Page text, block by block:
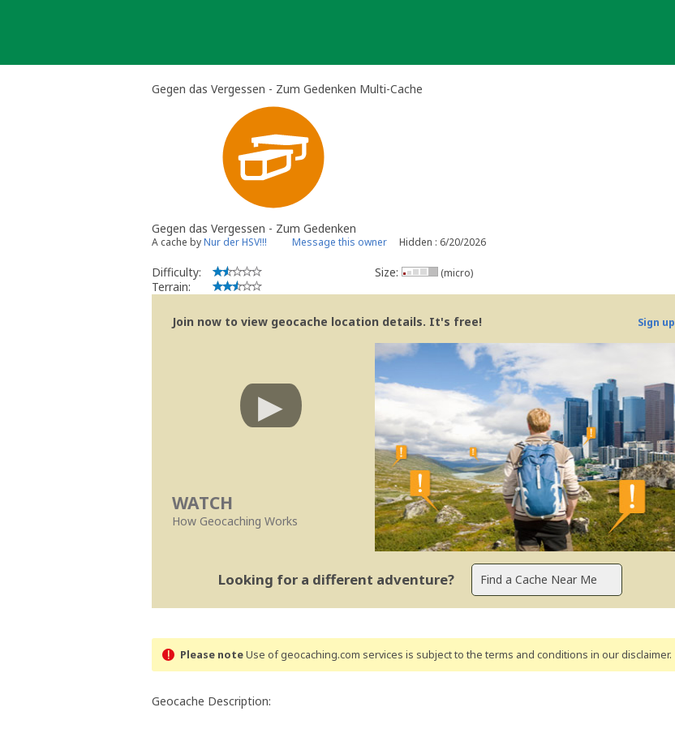
Gegen das Vergessen - Zum Gedenken Multi-Cache
Gegen das Vergessen - Zum Gedenken
A cache byNur der HSV!!! Message this owner Hidden : 6/20/2026
Difficulty:
Terrain:
Size: (micro)
Join now to view geocache location details. It's free! Sign up
WATCH
How Geocaching Works
Looking for a different adventure?
Please noteUse of geocaching.com services is subject to the terms and conditions in our disclaimer.
Geocache Description: